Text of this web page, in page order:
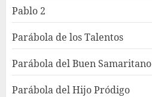
Pablo 2
Parábola de los Talentos
Parábola del Buen Samaritano
Parábola del Hijo Pródigo